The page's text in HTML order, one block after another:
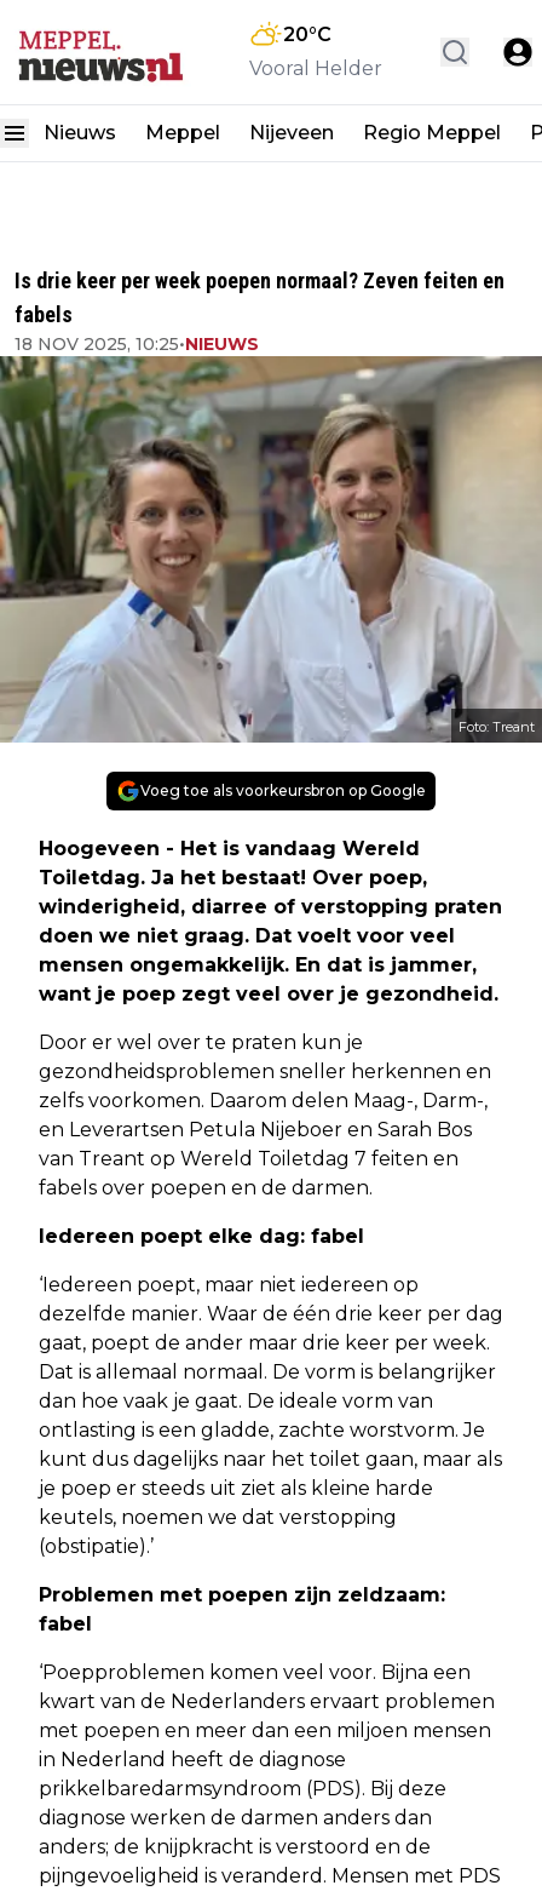
20°C
Vooral Helder
Nieuws Meppel Nijeveen Regio Meppel
Is drie keer per week poepen normaal? Zeven feiten en
fabels
18 NOV 2025, 10:25•NIEUWS
Foto: Treant
Voeg toe als voorkeursbron op Google
Hoogeveen - Het is vandaag Wereld
Toiletdag. Ja het bestaat! Over poep,
winderigheid, diarree of verstopping praten
doen we niet graag. Dat voelt voor veel
mensen ongemakkelijk. En dat is jammer,
want je poep zegt veel over je gezondheid.
Door er wel over te praten kun je
gezondheidsproblemen sneller herkennen en
zelfs voorkomen. Daarom delen Maag-, Darm-,
en Leverartsen Petula Nijeboer en Sarah Bos
van Treant op Wereld Toiletdag 7 feiten en
fabels over poepen en de darmen.
Iedereen poept elke dag: fabel
‘Iedereen poept, maar niet iedereen op
dezelfde manier. Waar de één drie keer per dag
gaat, poept de ander maar drie keer per week.
Dat is allemaal normaal. De vorm is belangrijker
dan hoe vaak je gaat. De ideale vorm van
ontlasting is een gladde, zachte worstvorm. Je
kunt dus dagelijks naar het toilet gaan, maar als
je poep er steeds uit ziet als kleine harde
keutels, noemen we dat verstopping
(obstipatie).’
Problemen met poepen zijn zeldzaam:
fabel
‘Poepproblemen komen veel voor. Bijna een
kwart van de Nederlanders ervaart problemen
met poepen en meer dan een miljoen mensen
in Nederland heeft de diagnose
prikkelbaredarmsyndroom (PDS). Bij deze
diagnose werken de darmen anders dan
anders; de knijpkracht is verstoord en de
pijngevoeligheid is veranderd. Mensen met PDS